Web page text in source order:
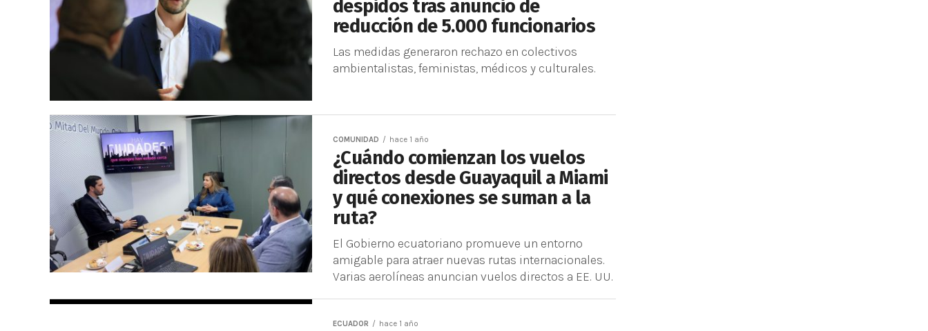
despidos tras anuncio de
reducción de 5.000 funcionarios
Las medidas generaron rechazo en colectivos
ambientalistas, feministas, médicos y culturales.
COMUNIDAD hace 1 año
¿Cuándo comienzan los vuelos
directos desde Guayaquil a Miami
y qué conexiones se suman a la
ruta?
El Gobierno ecuatoriano promueve un entorno
amigable para atraer nuevas rutas internacionales.
Varias aerolíneas anuncian vuelos directos a EE. UU.
ECUADOR hace 1 año